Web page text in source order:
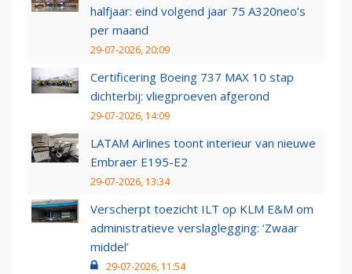
halfjaar: eind volgend jaar 75 A320neo’s
per maand
29-07-2026, 20:09
Certificering Boeing 737 MAX 10 stap
dichterbij: vliegproeven afgerond
29-07-2026, 14:09
LATAM Airlines toont interieur van nieuwe
Embraer E195-E2
29-07-2026, 13:34
Verscherpt toezicht ILT op KLM E&M om
administratieve verslaglegging: ‘Zwaar
middel’
29-07-2026, 11:54